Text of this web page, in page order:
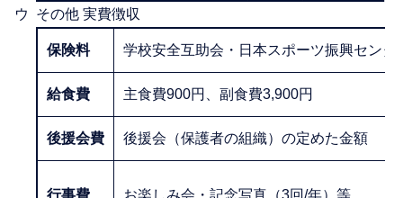
その他 実費徴収
保険料 学校安全互助会・日本スポーツ振興センタ
給食費 主食費900円、副食費3,900円
後援会費 後援会（保護者の組織）の定めた金額
行事費 お楽しみ会・記念写真（3回/年）等